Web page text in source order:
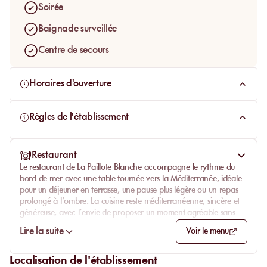
Soirée
Baignade surveillée
Centre de secours
Horaires d'ouverture
Règles de l'établissement
Restaurant
Le restaurant de La Paillote Blancheaccompagne le rythme du
bord de mer avec une table tournée vers la Méditerranée, idéale
pour un déjeuner en terrasse, une pause plus légère ou un repas
prolongé à l’ombre. La cuisine reste méditerranéenne, sincère et
généreuse, avec l’envie de proposer un moment agréable sans
fioritures inutiles.
La carte met l’accent sur les produits de saison, les plats à
partager et les envies simples qui s’accordent si bien avec le sable,
le soleil et la vue sur le Cap d’Antibes. On vient autant pour le
Lire la suite Voir le menu
Localisation de l'établissement